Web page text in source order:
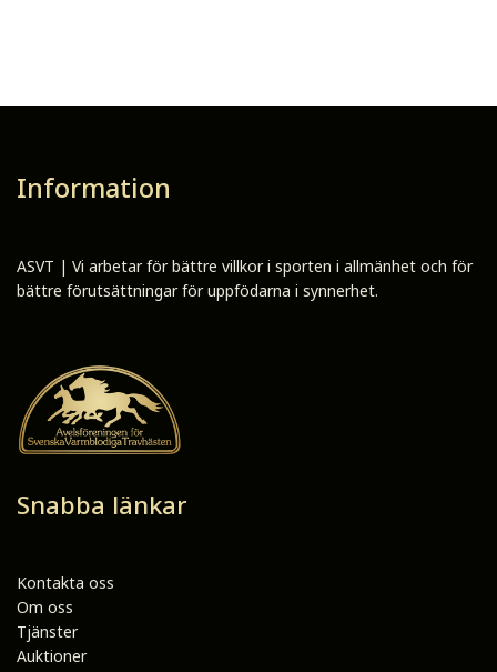
Information
ASVT | Vi arbetar för bättre villkor i sporten i allmänhet och för
bättre förutsättningar för uppfödarna i synnerhet.
Snabba länkar
Kontakta oss
Om oss
Tjänster
Auktioner